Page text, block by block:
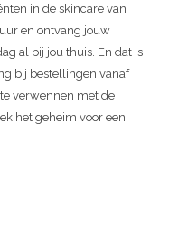
in de skincare van
en ontvang jouw
al bij jou thuis. En dat is
bij bestellingen vanaf
verwennen met de
het geheim voor een